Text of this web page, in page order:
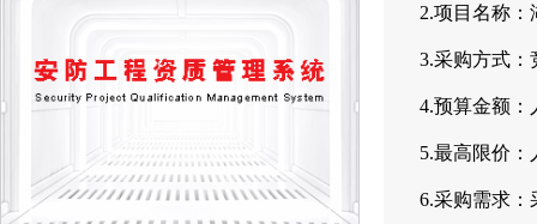
2.项目名称：
3.采购方式：
4.预算金额：
5.最高限价
6.采购需求：